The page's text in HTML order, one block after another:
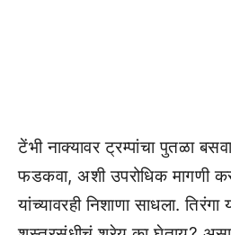
टेंभी नाक्यावर ट्रम्पांचा पुतळा
फडकवा, अशी उपरोधिक मागणी
यांच्यावरही निशाणा साधला.